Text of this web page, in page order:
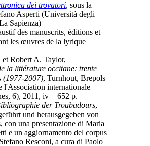
dei trovatori, sous la
Asperti (Università degli
Sapienza)
des manuscrits, éditions et
les œuvres de la lyrique
et Robert A. Taylor,
la littérature occitane: trente
(1977-2007), Turnhout, Brepols
l'Association internationale
6), 2011, iv + 652 p.
der Troubadours,
und herausgegeben von
con una presentazione di Maria
e un aggiornamento del corpus
Resconi, a cura di Paolo